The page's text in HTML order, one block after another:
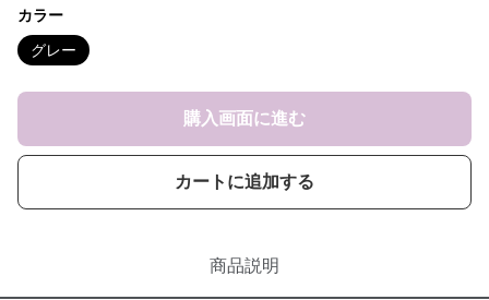
カラー
グレー
購入画面に進む
カートに追加する
商品説明